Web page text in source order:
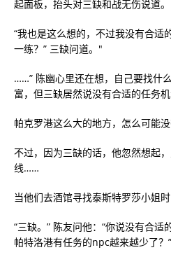
起面板，抬头对三缺和战无伤说道。
“我也是这么想的，不过我没有合适
一练？” 三缺问道。"
……” 陈幽心里还在想，自己要找什
富，但三缺居然说没有合适的任务机
帕克罗港这么大的地方，怎么可能没
不过，因为三缺的话，他忽然想起
线……
当他们去酒馆寻找泰斯特罗莎小姐
“三缺。” 陈友问他：“你说没有合
帕特洛港有任务的npc越来越少了？”